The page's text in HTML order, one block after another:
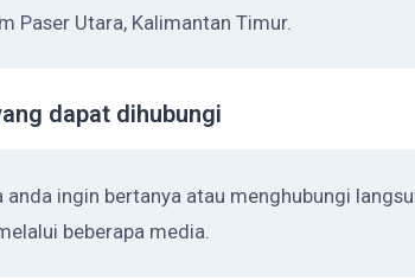
Paser Utara, Kalimantan Timur.
dapat dihubungi
anda ingin bertanya atau menghubungi
beberapa media.